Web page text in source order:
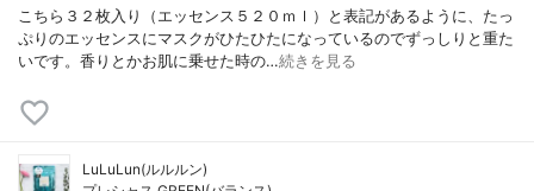
こちら３２枚入り（エッセンス５２０ｍｌ）と表記があるように、たっ
ぷりのエッセンスにマスクがひたひたになっているのでずっしりと重た
いです。香りとかお肌に乗せた時の…続きを見る
LuLuLun(ルルルン)